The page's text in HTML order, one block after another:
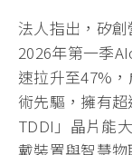
法人指出，矽
2026年第一季
速拉升至47%
術先驅，擁有
TDDI」晶片能
戴裝置與智慧